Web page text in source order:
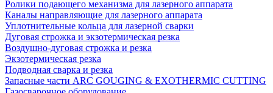
Ролики подающего механизма для лазерного аппарата
Каналы направляющие для лазерного аппарата
Уплотнительные кольца для лазерной сварки
Дуговая строжка и экзотермическая резка
Воздушно-дуговая строжка и резка
Экзотермическая резка
Подводная сварка и резка
Запасные части ARC GOUGING & EXOTHERMIC CUTTING